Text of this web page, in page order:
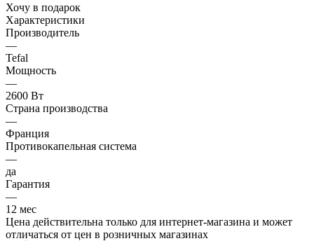
Хочу в подарок
Характеристики
Производитель
—
Tefal
Мощность
—
2600 Вт
Страна производства
—
Франция
Противокапельная система
—
да
Гарантия
—
12 мес
Цена действительна только для интернет-магазина и может
отличаться от цен в розничных магазинах